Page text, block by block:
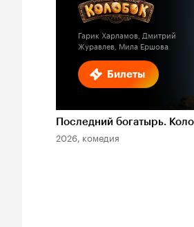
Билеты
Гарик Харламов, Дмитрий
Журавлев, Мила Ершова
Последний богатырь.
2026, комедия